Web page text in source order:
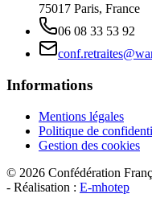
75017 Paris, France
06 08 33 53 92
Informations
Mentions légales
Politique de
Gestion des cookies
© 2026 Confédération
- Réalisation : E-mhotep